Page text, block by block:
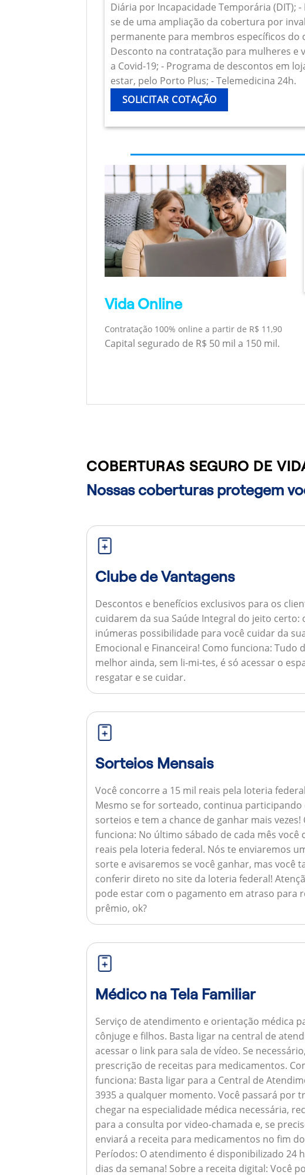
Diária por Incapacidade Temporária (DIT);
se de uma ampliação da cobertura por
permanente para membros específicos do
Desconto na contratação para mulheres e
a Covid-19; - Programa de descontos em
estar, pelo Porto Plus; - Telemedicina 24h.
SOLICITAR COTAÇÃO
Vida Online
Contratação 100% online a partir de R$ 11,90
Capital segurado de R$ 50 mil a 150 mil.
COBERTURAS SEGURO DE
Nossas coberturas protegem
Clube de Vantagens
Descontos e benefícios exclusivos para os
cuidarem da sua Saúde Integral do jeito certo:
inúmeras possibilidade para você cuidar da
Emocional e Financeira! Como funciona: Tudo
melhor ainda, sem li-mi-tes, é só acessar o
resgatar e se cuidar.
Sorteios Mensais
Você concorre a 15 mil reais pela loteria
Mesmo se for sorteado, continua
sorteios e tem a chance de ganhar mais vezes!
funciona: No último sábado de cada mês você
reais pela loteria federal. Nós te enviaremos
sorte e avisaremos se você ganhar, mas você
conferir direto no site da loteria federal!
pode estar com o pagamento em atraso para
prêmio, ok?
Médico na Tela Familiar
Serviço de atendimento e orientação médica
cônjuge e filhos. Basta ligar na central de
acessar o link para sala de vídeo. Se
prescrição de receitas para medicamentos.
funciona: Basta ligar para a Central de
3935 a qualquer momento. Você passará por
chegar na especialidade médica necessária,
para a consulta por video-chamada e, se
enviará a receita para medicamentos no fim
Períodos: O atendimento é disponibilizado 24
dias da semana! Sobre a receita digital: Você